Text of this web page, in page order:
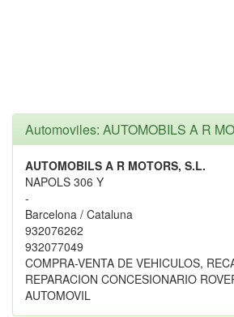
Automoviles: AUTOMOBILS A R
AUTOMOBILS A R MOTORS, S.L.
NAPOLS 306 Y
-
Barcelona / Cataluna
932076262
932077049
COMPRA-VENTA DE VEHICULOS,
REPARACION CONCESIONARIO
AUTOMOVIL